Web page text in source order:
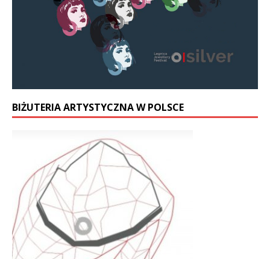
BIŻUTERIA ARTYSTYCZNA W POLSCE